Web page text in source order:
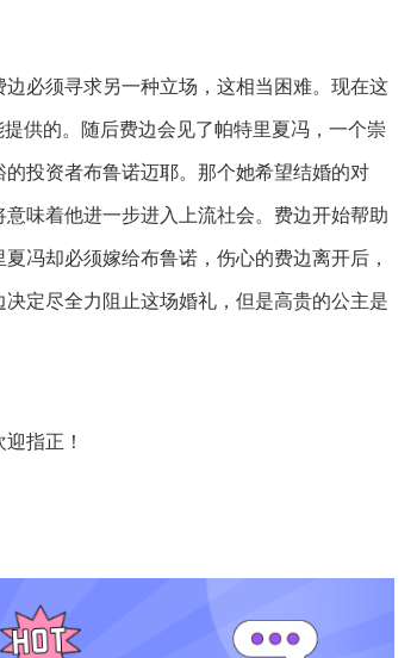
必须寻求另一种立场，这相当困难。现在这
供的。随后费边会见了帕特里夏冯，一个崇
投资者布鲁诺迈耶。那个她希望结婚的对
味着他进一步进入上流社会。费边开始帮助
冯却必须嫁给布鲁诺，伤心的费边离开后，
定尽全力阻止这场婚礼，但是高贵的公主是
指正！